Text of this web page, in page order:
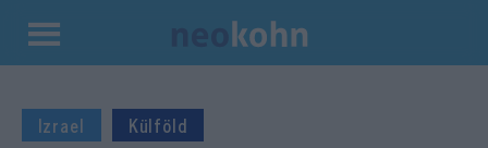
Kilépés
tartalomba
Izrael Külföld